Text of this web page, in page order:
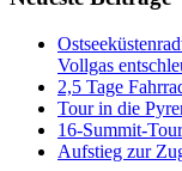
Vollgas
2,5 Tage
Tour in die
Aufstieg zur